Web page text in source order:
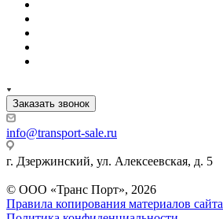
Заказать звонок
info@transport-sale.ru
г. Дзержинский, ул. Алексеевская, д. 5
© ООО «Транс Порт», 2026
Правила копирования материалов сайта